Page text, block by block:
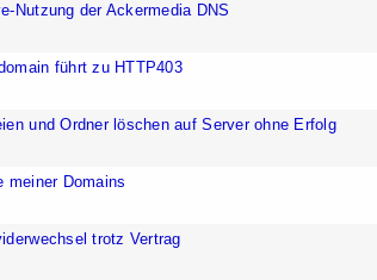
Nutzung der Ackermedia DNS
führt zu HTTP403
und Ordner löschen auf Server ohne Erfolg
meiner Domains
trotz Vertrag